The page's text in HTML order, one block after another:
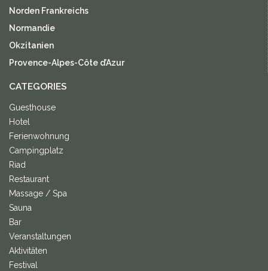
Norden Frankreichs
Normandie
Okzitanien
Provence-Alpes-Côte d’Azur
CATEGORIES
Guesthouse
Hotel
Ferienwohnung
Campingplatz
Riad
Restaurant
Massage / Spa
Sauna
Bar
Veranstaltungen
Aktivitäten
Festival